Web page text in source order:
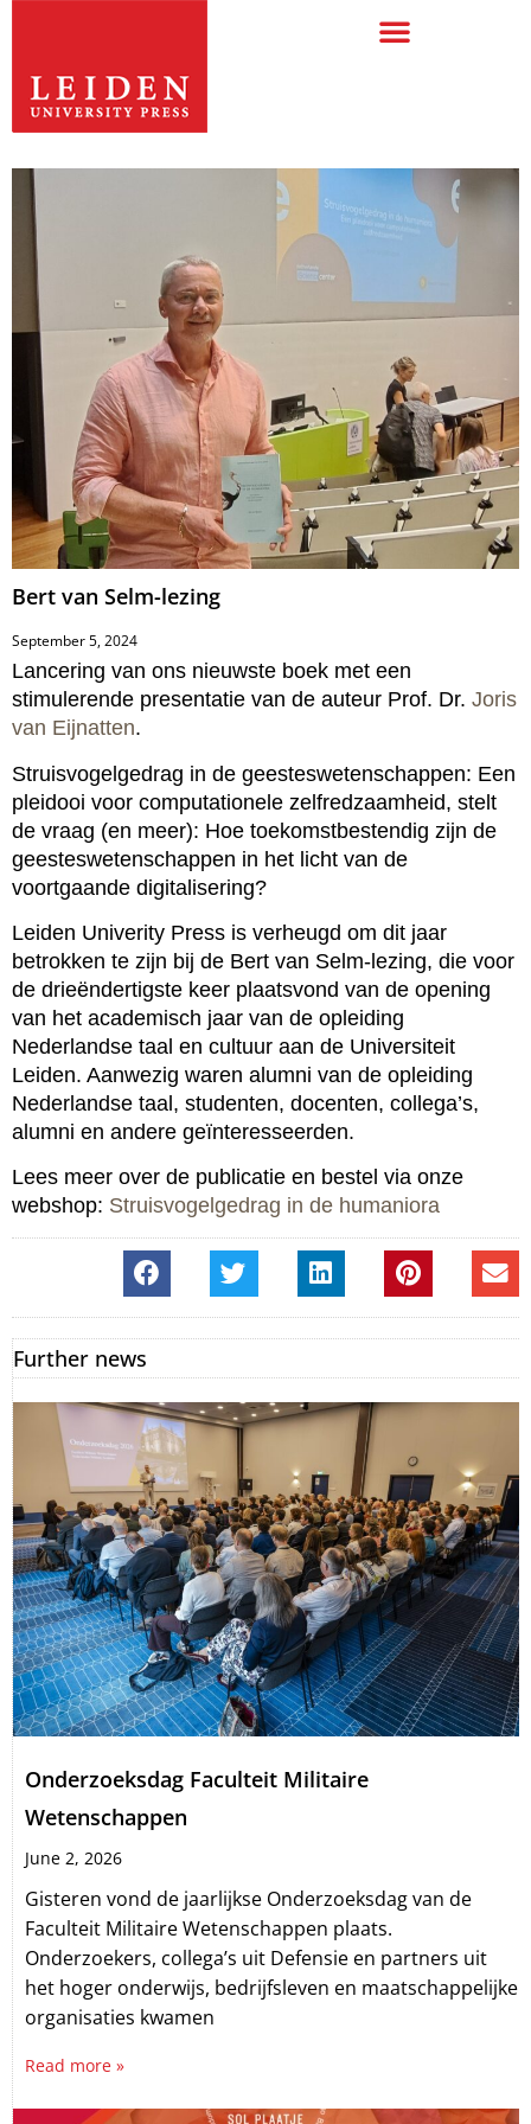
Bert van Selm-lezing
September 5, 2024
Lancering van ons nieuwste boek met een
stimulerende presentatie van de auteur Prof. Dr. Joris
van Eijnatten.
Struisvogelgedrag in de geesteswetenschappen: Een
pleidooi voor computationele zelfredzaamheid, stelt
de vraag (en meer): Hoe toekomstbestendig zijn de
geesteswetenschappen in het licht van de
voortgaande digitalisering?
Leiden Univerity Press is verheugd om dit jaar
betrokken te zijn bij de Bert van Selm-lezing, die voor
de drieëndertigste keer plaatsvond van de opening
van het academisch jaar van de opleiding
Nederlandse taal en cultuur aan de Universiteit
Leiden. Aanwezig waren alumni van de opleiding
Nederlandse taal, studenten, docenten, collega’s,
alumni en andere geïnteresseerden.
Lees meer over de publicatie en bestel via onze
webshop: Struisvogelgedrag in de humaniora
Further news
Onderzoeksdag Faculteit Militaire
Wetenschappen
June 2, 2026
Gisteren vond de jaarlijkse Onderzoeksdag van de
Faculteit Militaire Wetenschappen plaats.
Onderzoekers, collega’s uit Defensie en partners uit
het hoger onderwijs, bedrijfsleven en maatschappelijke
organisaties kwamen
Read more »